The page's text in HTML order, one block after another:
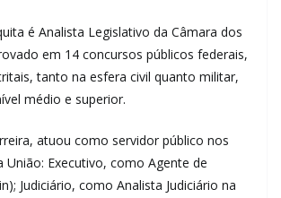
é Analista Legislativo da Câmara dos
em 14 concursos públicos federais,
tanto na esfera civil quanto militar,
médio e superior.
atuou como servidor público nos
União: Executivo, como Agente de
Judiciário, como Analista Judiciário na